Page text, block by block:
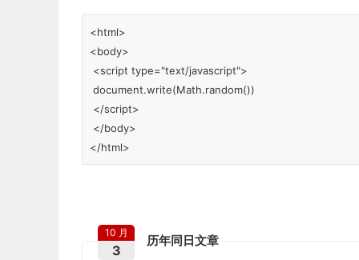
<html>
<body>
<script type="text/javascript">
document.write(Math.random())
</script>
</body>
</html>
历年同日文章
10 月
3